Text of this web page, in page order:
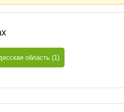
область (1)